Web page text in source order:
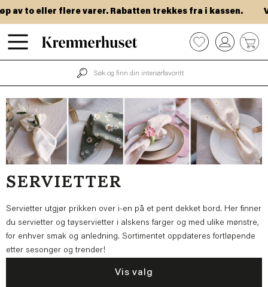
Hopp
til
hovedinnhold
to eller flere varer. Rabatten trekkes fra i kassen. VIP-
0
SERVIETTER
Servietter utgjør prikken over i-en på et pent dekket bord. Her finner
du servietter og tøyservietter i alskens farger og med ulike mønstre,
for enhver smak og anledning. Sortimentet oppdateres fortløpende
etter sesonger og trender!
Vis valg